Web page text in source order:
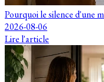
Pourquoi le silence d'une
2026-08-06
Lire l'article